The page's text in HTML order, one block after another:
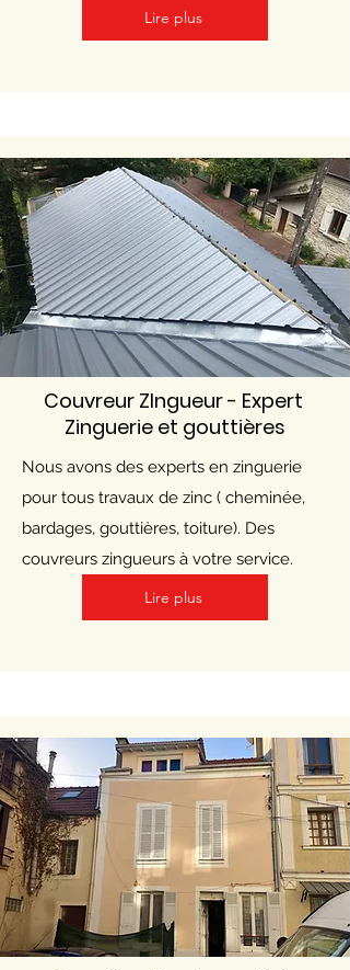
Lire plus
Couvreur ZIngueur - Expert
Zinguerie et gouttières
Nous avons des experts en zinguerie
pour tous travaux de zinc ( cheminée,
bardages, gouttières, toiture). Des
couvreurs zingueurs à votre service.
Lire plus